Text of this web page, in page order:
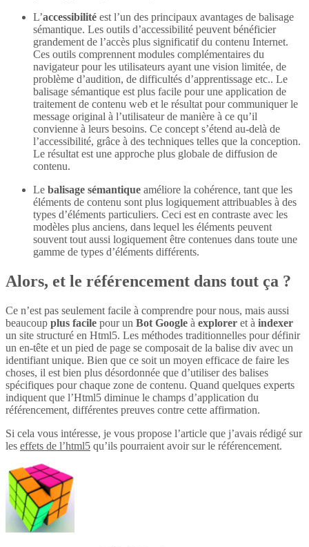
L’accessibilité est l’un des principaux avantages de balisage
sémantique. Les outils d’accessibilité peuvent bénéficier
grandement de l’accès plus significatif du contenu Internet.
Ces outils comprennent modules complémentaires du
navigateur pour les utilisateurs ayant une vision limitée, de
problème d’audition, de difficultés d’apprentissage etc.. Le
balisage sémantique est plus facile pour une application de
traitement de contenu web et le résultat pour communiquer le
message original à l’utilisateur de manière à ce qu’il
convienne à leurs besoins. Ce concept s’étend au-delà de
l’accessibilité, grâce à des techniques telles que la conception.
Le résultat est une approche plus globale de diffusion de
contenu.
Le balisage sémantique améliore la cohérence, tant que les
éléments de contenu sont plus logiquement attribuables à des
types d’éléments particuliers. Ceci est en contraste avec les
modèles plus anciens, dans lequel les éléments peuvent
souvent tout aussi logiquement être contenues dans toute une
gamme de types d’éléments différents.
Alors, et le référencement dans tout ça ?
Ce n’est pas seulement facile à comprendre pour nous, mais aussi
beaucoup plus facile pour un Bot Google à explorer et à indexer
un site structuré en Html5. Les méthodes traditionnelles pour définir
un en-tête et un pied de page se composait de la balise div avec un
identifiant unique. Bien que ce soit un moyen efficace de faire les
choses, il est bien plus désordonnée que d’utiliser des balises
spécifiques pour chaque zone de contenu. Quand quelques experts
indiquent que l’Html5 diminue le champs d’application du
référencement, différentes preuves contre cette affirmation.
Si cela vous intéresse, je vous propose l’article que j’avais rédigé sur
les effets de l’html5 qu’ils pourraient avoir sur le référencement.